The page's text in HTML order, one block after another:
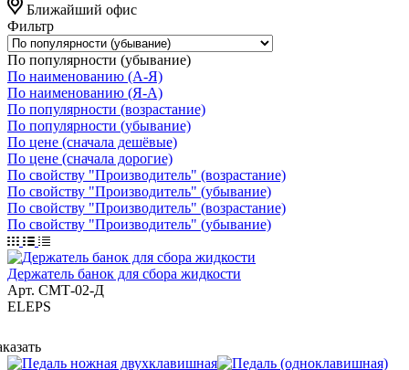
Ближайший офис
Фильтр
По популярности (убывание)
По наименованию (А-Я)
По наименованию (Я-А)
По популярности (возрастание)
По популярности (убывание)
По цене (сначала дешёвые)
По цене (сначала дорогие)
По свойству "Производитель" (возрастание)
По свойству "Производитель" (убывание)
По свойству "Производитель" (возрастание)
По свойству "Производитель" (убывание)
Держатель банок для сбора жидкости
Арт. СМТ-02-Д
ELEPS